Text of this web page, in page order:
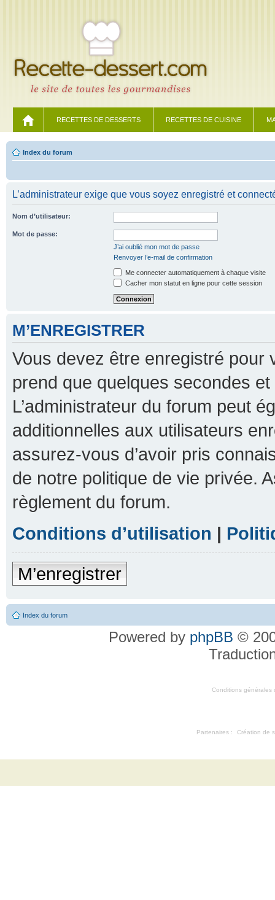
RECETTES DE DESSERTS RECETTES DE CUISINE
Index du forum
L’administrateur exige que vous soyez enregistré et
Nom d’utilisateur:
Mot de passe:
J’ai oublié mon mot de passe
Renvoyer l’e-mail de confirmation
Me connecter automatiquement à chaque visite
Cacher mon statut en ligne pour cette session
M’ENREGISTRER
Vous devez être enregistré pour
prend que quelques secondes
L’administrateur du forum peut
additionnelles aux utilisateurs
assurez-vous d’avoir pris
de notre politique de vie privée.
règlement du forum.
Conditions d’utilisation |
M’enregistrer
Index du forum
Powered by phpBB ©
Conditions générales
Partenaires : Création de